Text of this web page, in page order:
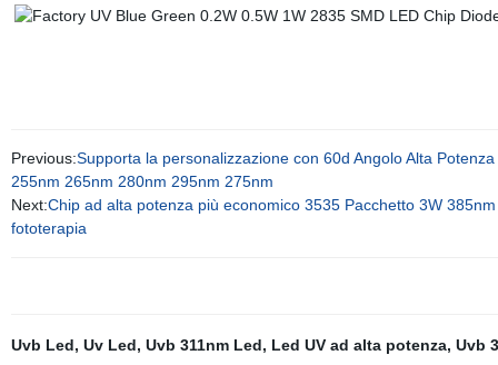
Previous:Supporta la personalizzazione con 60d Angolo Alta
255nm 265nm 280nm 295nm 275nm
Next:Chip ad alta potenza più economico 3535 Pacchetto 3W
fototerapia
Uvb Led, Uv Led, Uvb 311nm Led, Led UV ad alta potenza, Uvb